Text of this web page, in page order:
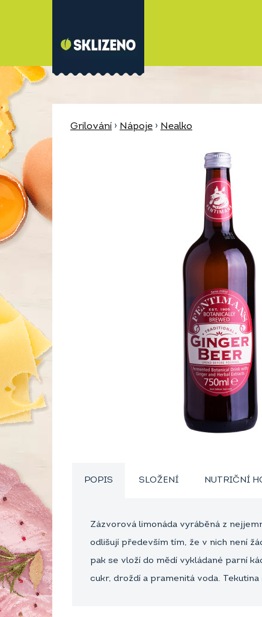
Grilování › Nápoje › Nealko
POPIS SLOŽENÍ NUTRIČNÍ
Zázvorová limonáda vyráběná z
odlišují především tím, že v nich není
pak se vloží do mědí vykládané parní
cukr, droždí a pramenitá voda.